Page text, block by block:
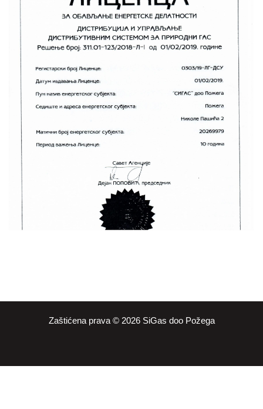
Zaštićena prava © 2026 SiGas doo Požega